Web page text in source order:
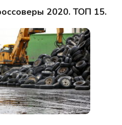
2020. ТОП 15.